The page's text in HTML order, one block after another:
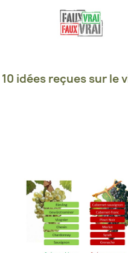
10 idées reçues sur le